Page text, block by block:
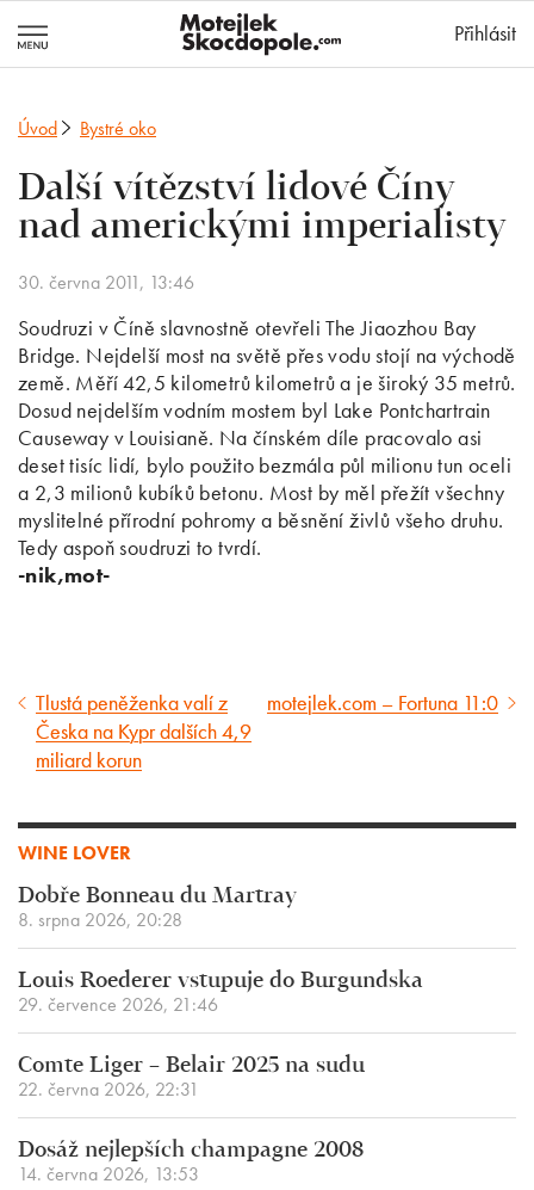
Přihlásit
Úvod Bystré oko
Další vítězství lidové Číny
nad americkými imperialisty
30. června 2011, 13:46
Soudruzi v Číně slavnostně otevřeli The Jiaozhou Bay
Bridge. Nejdelší most na světě přes vodu stojí na východě
země. Měří 42,5 kilometrů kilometrů a je široký 35 metrů.
Dosud nejdelším vodním mostem byl Lake Pontchartrain
Causeway v Louisianě. Na čínském díle pracovalo asi
deset tisíc lidí, bylo použito bezmála půl milionu tun oceli
a 2,3 milionů kubíků betonu. Most by měl přežít všechny
myslitelné přírodní pohromy a běsnění živlů všeho druhu.
Tedy aspoň soudruzi to tvrdí.
-nik,mot-
Předcházející
článek
Tlustá peněženka valí z
Česka na Kypr dalších 4,9
miliard korun
Následující
motejlek.com – Fortuna 11:0
WINE LOVER
Dobře Bonneau du Martray
8. srpna 2026, 20:28
Louis Roederer vstupuje do Burgundska
29. července 2026, 21:46
Comte Liger – Belair 2025 na sudu
22. června 2026, 22:31
Dosáž nejlepších champagne 2008
14. června 2026, 13:53